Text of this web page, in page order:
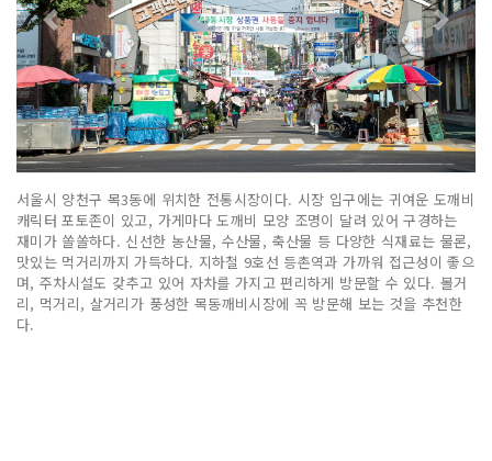
서울시 양천구 목3동에 위치한 전통시장이다. 시장 입구에는 귀여운 도깨비
캐릭터 포토존이 있고, 가게마다 도깨비 모양 조명이 달려 있어 구경하는
재미가 쏠쏠하다. 신선한 농산물, 수산물, 축산물 등 다양한 식재료는 물론,
맛있는 먹거리까지 가득하다. 지하철 9호선 등촌역과 가까워 접근성이 좋으
며, 주차시설도 갖추고 있어 자차를 가지고 편리하게 방문할 수 있다. 볼거
리, 먹거리, 살거리가 풍성한 목동깨비시장에 꼭 방문해 보는 것을 추천한
다.